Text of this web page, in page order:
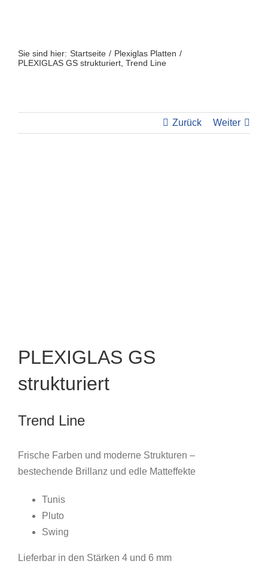
Sie sind hier: Startseite
Plexiglas Platten
PLEXIGLAS GS strukturiert, Trend Line
Zurück Weiter
PLEXIGLAS GS
strukturiert
Trend Line
Frische Farben und moderne Strukturen –
bestechende Brillanz und edle Matteffekte
Tunis
Pluto
Swing
Lieferbar in den Stärken 4 und 6 mm